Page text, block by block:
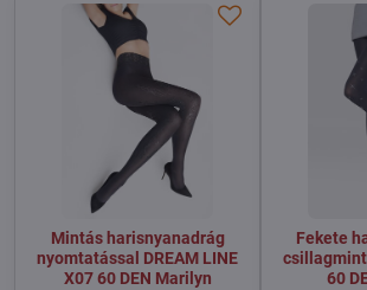
Mintás harisnyanadrág
nyomtatással DREAM LINE
X07 60 DEN Marilyn
Fekete
60